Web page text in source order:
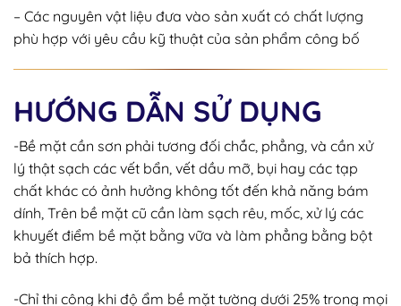
– Các nguyên vật liệu đưa vào sản xuất có chất lượng
phù hợp với yêu cầu kỹ thuật của sản phẩm công bố
HƯỚNG DẪN SỬ DỤNG
-Bề mặt cần sơn phải tương đối chắc, phẳng, và cần xử
lý thật sạch các vết bẩn, vết dầu mỡ, bụi hay các tạp
chất khác có ảnh hưởng không tốt đến khả năng bám
dính, Trên bề mặt cũ cần làm sạch rêu, mốc, xử lý các
khuyết điểm bề mặt bằng vữa và làm phẳng bằng bột
bả thích hợp.
-Chỉ thi công khi độ ẩm bề mặt tường dưới 25% trong mọi